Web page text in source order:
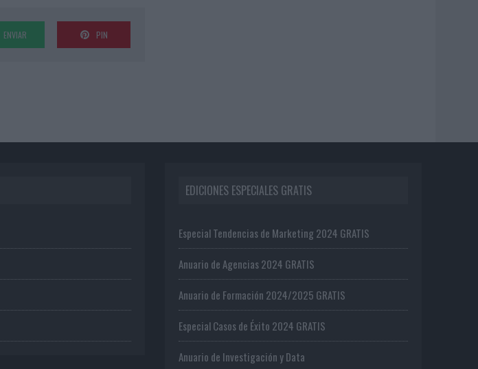
ENVIAR PIN
EDICIONES ESPECIALES GRATIS
Especial Tendencias de Marketing 2024 GRATIS
Anuario de Agencias 2024 GRATIS
Anuario de Formación 2024/2025 GRATIS
Especial Casos de Éxito 2024 GRATIS
Anuario de Investigación y Data